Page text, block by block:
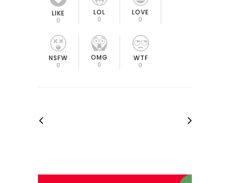
LIKE
0
LOL
0
LOVE
0
NSFW
0
OMG
0
WTF
0